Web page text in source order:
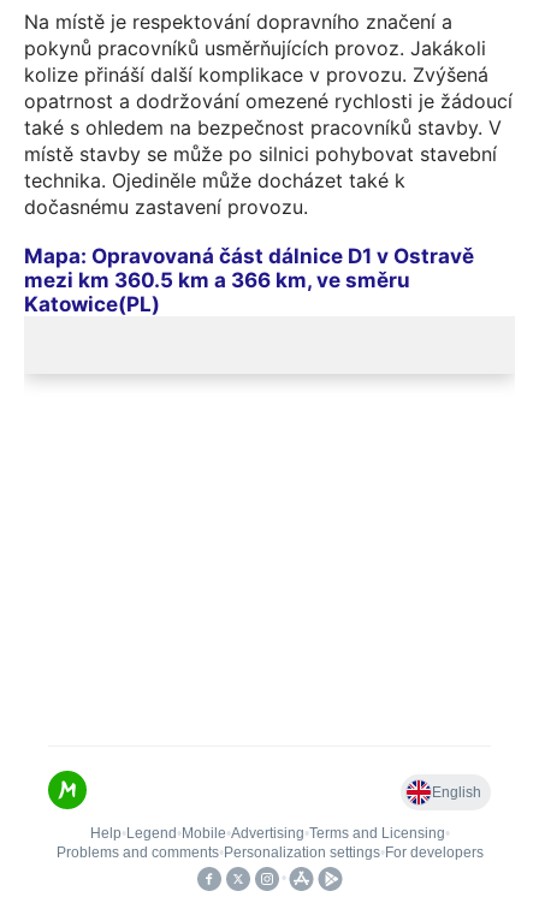
Na místě je respektování dopravního značení a
pokynů pracovníků usměrňujících provoz. Jakákoli
kolize přináší další komplikace v provozu. Zvýšená
opatrnost a dodržování omezené rychlosti je žádoucí
také s ohledem na bezpečnost pracovníků stavby. V
místě stavby se může po silnici pohybovat stavební
technika. Ojediněle může docházet také k
dočasnému zastavení provozu.
Mapa: Opravovaná část dálnice D1 v Ostravě
mezi km 360.5 km a 366 km, ve směru
Katowice(PL)